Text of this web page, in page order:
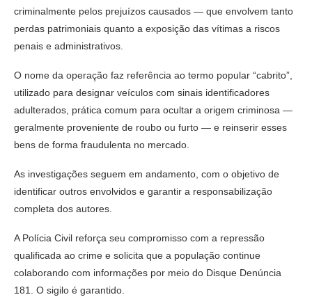
criminalmente pelos prejuízos causados — que envolvem tanto
perdas patrimoniais quanto a exposição das vítimas a riscos
penais e administrativos.
O nome da operação faz referência ao termo popular “cabrito”,
utilizado para designar veículos com sinais identificadores
adulterados, prática comum para ocultar a origem criminosa —
geralmente proveniente de roubo ou furto — e reinserir esses
bens de forma fraudulenta no mercado.
As investigações seguem em andamento, com o objetivo de
identificar outros envolvidos e garantir a responsabilização
completa dos autores.
A Polícia Civil reforça seu compromisso com a repressão
qualificada ao crime e solicita que a população continue
colaborando com informações por meio do Disque Denúncia
181. O sigilo é garantido.